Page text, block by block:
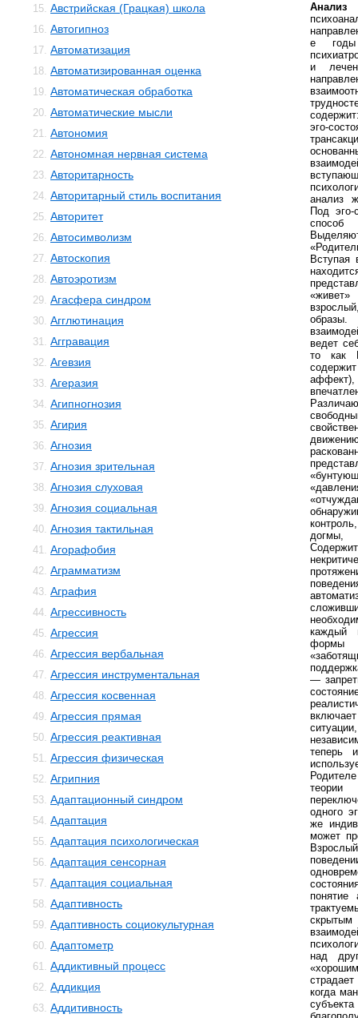
15. Австрийская (Грацкая) школа
16. Автогипноз
17. Автоматизация
18. Автоматизированная оценка
19. Автоматическая обработка
20. Автоматические мысли
21. Автономия
22. Автономная нервная система
23. Авторитарность
24. Авторитарный стиль воспитания
25. Авторитет
26. Автосимволизм
27. Автоскопия
28. Автоэротизм
29. Агасфера синдром
30. Агглютинация
31. Аггравация
32. Агевзия
33. Агеразия
34. Агипногнозия
35. Агирия
36. Агнозия
37. Агнозия зрительная
38. Агнозия слуховая
39. Агнозия социальная
40. Агнозия тактильная
41. Агорафобия
42. Аграмматизм
43. Аграфия
44. Агрессивность
45. Агрессия
46. Агрессия вербальная
47. Агрессия инструментальная
48. Агрессия косвенная
49. Агрессия прямая
50. Агрессия реактивная
51. Агрессия физическая
52. Агрипния
53. Адаптационный синдром
54. Адаптация
55. Адаптация психологическая
56. Адаптация сенсорная
57. Адаптация социальная
58. Адаптивность
59. Адаптивность социокультурная
60. Адаптометр
61. Аддиктивный процесс
62. Аддикция
63. Аддитивность
е годы
и
эго-
анализ
Под эго-
способ
Вступая
ведет
то как
догмы,
каждый
формы
—
теперь
одного
же
может
понятие
над
когда